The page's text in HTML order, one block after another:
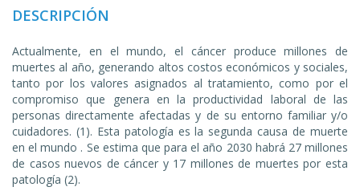
DESCRIPCIÓN
Actualmente, en el mundo, el cáncer produce millones de
muertes al año, generando altos costos económicos y sociales,
tanto por los valores asignados al tratamiento, como por el
compromiso que genera en la productividad laboral de las
personas directamente afectadas y de su entorno familiar y/o
cuidadores. (1). Esta patología es la segunda causa de muerte
en el mundo . Se estima que para el año 2030 habrá 27 millones
de casos nuevos de cáncer y 17 millones de muertes por esta
patología (2).